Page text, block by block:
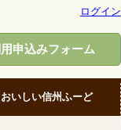
ログイン
申込みフォーム
おいしい信州ふーど